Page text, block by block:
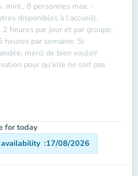
mini., 8 personnes max. -
disponibles à l'accueil).
2 heures par jour et par groupe,
heures par semaine. Si
merci de bien vouloir
pour qu'elle ne soit pas
for today
:17/08/2026